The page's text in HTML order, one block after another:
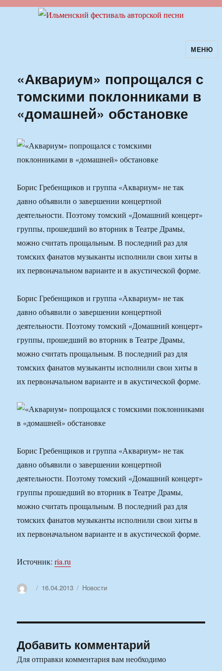
Ильменский фестиваль авторскойМЕНЮ
«Аквариум» попрощался с
томскими поклонниками в
«домашней» обстановке
Борис Гребенщиков и группа «Аквариум» не так
давно объявили о завершении концертной
деятельности. Поэтому томский «Домашний концерт»
группы, прошедший во вторник в Театре Драмы,
можно считать прощальным. В последний раз для
томских фанатов музыканты исполнили свои хиты в
их первоначальном варианте и в акустической форме.
Борис Гребенщиков и группа «Аквариум» не так
давно объявили о завершении концертной
деятельности. Поэтому томский «Домашний концерт»
группы, прошедший во вторник в Театре Драмы,
можно считать прощальным. В последний раз для
томских фанатов музыканты исполнили свои хиты в
их первоначальном варианте и в акустической форме.
Борис Гребенщиков и группа «Аквариум» не так
давно объявили о завершении концертной
деятельности. Поэтому томский «Домашний концерт»
группы прошедший во вторник в Театре Драмы,
можно считать прощальным. В последний раз для
томских фанатов музыканты исполнили свои хиты в
их первоначальном варианте и в акустической форме.
Источник:ria.ru
АвторОпубликовано
16.04.2013 Рубрики
Новости
Добавить комментарий
Для отправки комментария вам необходимо